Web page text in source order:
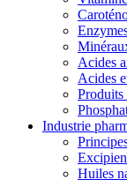
Acides
Acides
Industrie
Huiles